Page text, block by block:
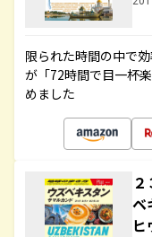
限られた時間の中で
が「72時間で目一杯
めました